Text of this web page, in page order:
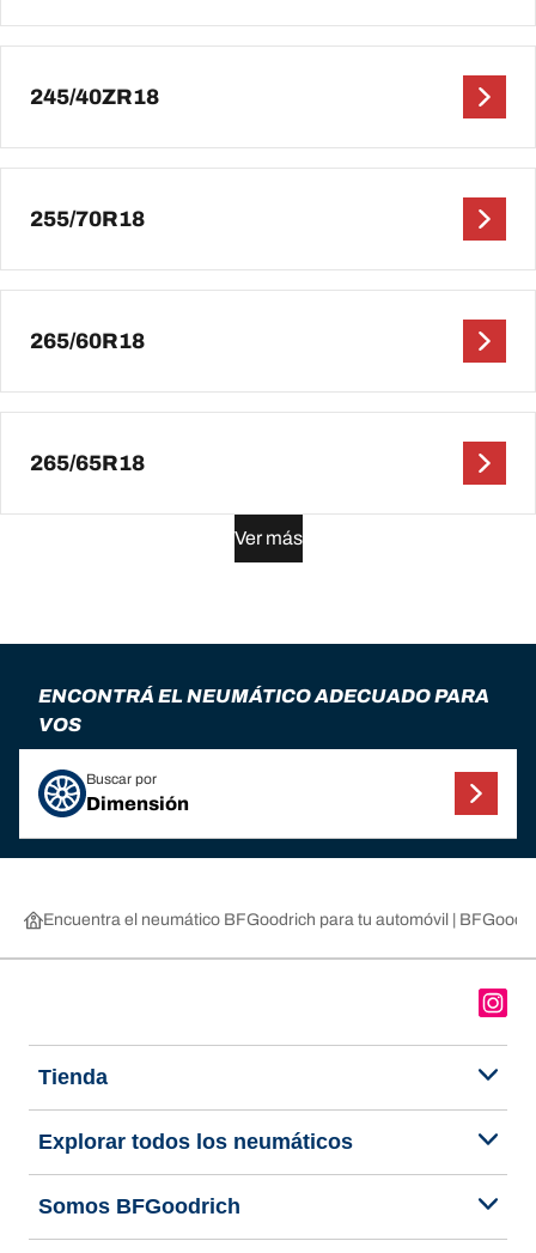
245/40ZR18
255/70R18
265/60R18
265/65R18
Ver más
ENCONTRÁ EL NEUMÁTICO ADECUADO PARA
VOS
Buscar por
Dimensión
Encuentra el neumático BFGoodrich para tu automóvil |
Tienda
Explorar todos los neumáticos
Somos BFGoodrich